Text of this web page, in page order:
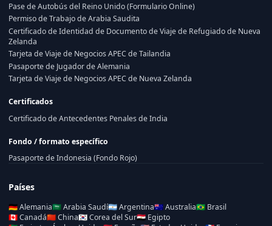
Pase de Autobús del Reino Unido (Formulario Online)
Permiso de Trabajo de Arabia Saudita
Certificado de Identidad de Documento de Viaje de Refugiado de Nueva
Zelanda
Tarjeta de Viaje de Negocios APEC de Tailandia
Pasaporte de Jugador de Alemania
Tarjeta de Viaje de Negocios APEC de Nueva Zelanda
Certificados
Certificado de Antecedentes Penales de India
Fondo / formato específico
Pasaporte de Indonesia (Fondo Rojo)
Países
🇩🇪Alemania🇸🇦Arabia Saudí🇦🇷Argentina🇦🇺Australia🇧🇷 Brasil
🇨🇦Canadá🇨🇳China🇰🇷Corea del Sur🇪🇬 Egipto